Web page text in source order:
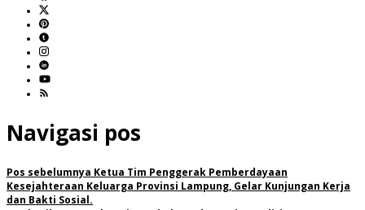
Navigasi pos
Pos sebelumnya Ketua Tim Penggerak Pemberdayaan
Kesejahteraan Keluarga Provinsi Lampung, Gelar Kunjungan Kerja
dan Bakti Sosial.